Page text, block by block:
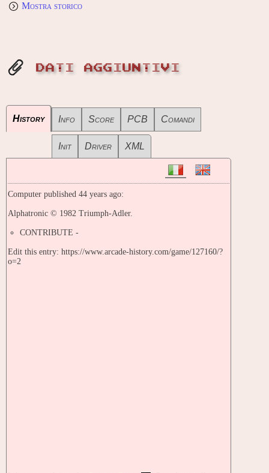
Mostra storico
DATI AGGIUNTIVI
History Info Score PCB Comandi
Init Driver XML
Computer published 44 years ago:
Alphatronic © 1982 Triumph-Adler.
CONTRIBUTE -
Edit this entry: https://www.arcade-history.com/game/127160/?
o=2